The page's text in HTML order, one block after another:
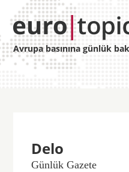
Avrupa basınına günlük
Delo
Günlük Gazete